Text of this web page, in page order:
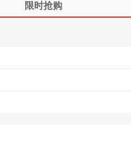
限时抢购